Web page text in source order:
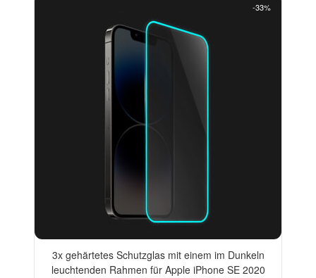
-33%
3x gehärtetes Schutzglas mit einem im Dunkeln
leuchtenden Rahmen für Apple iPhone SE 2020